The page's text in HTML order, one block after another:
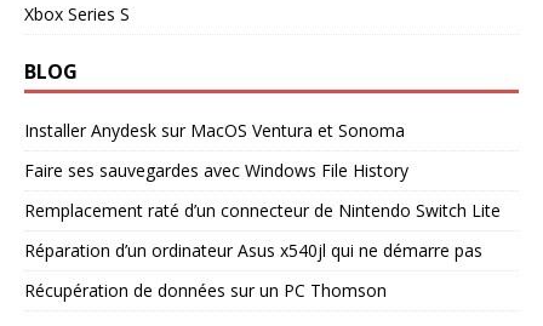
Xbox Series S
BLOG
Installer Anydesk sur MacOS Ventura et Sonoma
Faire ses sauvegardes avec Windows File History
Remplacement raté d’un connecteur de Nintendo Switch Lite
Réparation d’un ordinateur Asus x540jl qui ne démarre pas
Récupération de données sur un PC Thomson